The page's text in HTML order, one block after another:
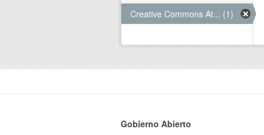
Creative Commons At... (1)
Gobierno Abierto